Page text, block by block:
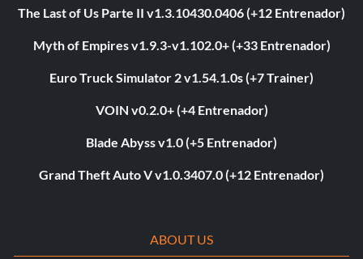
The Last of Us Parte II v1.3.10430.0406 (+12 Entrenador)
Myth of Empires v1.9.3-v1.102.0+ (+33 Entrenador)
Euro Truck Simulator 2 v1.54.1.0s (+7 Trainer)
VOIN v0.2.0+ (+4 Entrenador)
Blade Abyss v1.0 (+5 Entrenador)
Grand Theft Auto V v1.0.3407.0 (+12 Entrenador)
ABOUT US